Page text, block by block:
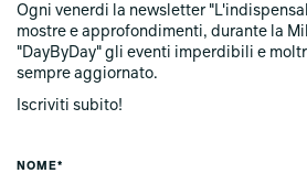
Ogni venerdi la newsletter
mostre e approfondimenti, durante la
"DayByDay" gli eventi imperdibili e
sempre aggiornato.
Iscriviti subito!
NOME*